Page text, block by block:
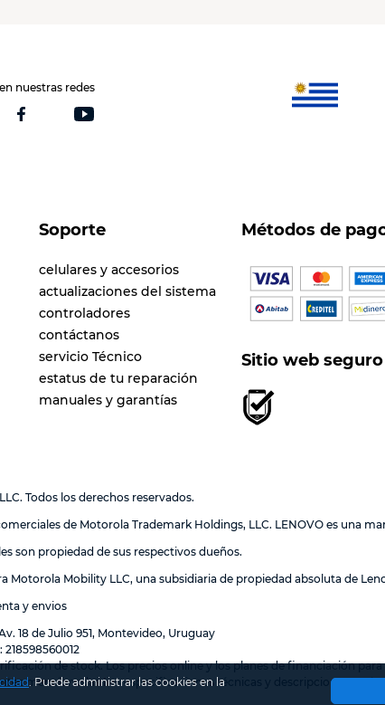
. Puede administrar las cookies en la
nuestras redes
Soporte
celulares y accesorios
actualizaciones del sistema
controladores
contáctanos
servicio Técnico
estatus de tu reparación
manuales y garantías
Métodos de
Sitio web seguro
Todos los derechos reservados.
de Motorola Trademark Holdings, LLC. LENOVO es una
son propiedad de sus respectivos dueños.
Motorola Mobility LLC, una subsidiaria de propiedad absoluta de
y envios
18 de Julio 951, Montevideo, Uruguay
218598560012
de stock. Los precios online y los planes de financiación
mencionadas.Las especificaciones técnicas y descripciones